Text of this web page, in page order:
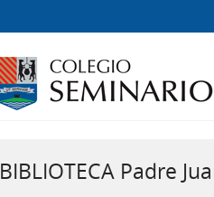
BIBLIOTECA Padre